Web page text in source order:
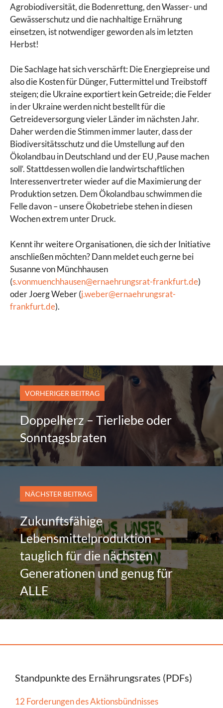
Agrobiodiversität, die Bodenrettung, den Wasser- und
Gewässerschutz und die nachhaltige Ernährung
einsetzen, ist notwendiger geworden als im letzten
Herbst!
Die Sachlage hat sich verschärft: Die Energiepreise und
also die Kosten für Dünger, Futtermittel und Treibstoff
steigen; die Ukraine exportiert kein Getreide; die Felder
in der Ukraine werden nicht bestellt für die
Getreideversorgung vieler Länder im nächsten Jahr.
Daher werden die Stimmen immer lauter, dass der
Biodiversitätsschutz und die Umstellung auf den
Ökolandbau in Deutschland und der EU ‚Pause machen
soll‘. Stattdessen wollen die landwirtschaftlichen
Interessenvertreter wieder auf die Maximierung der
Produktion setzen. Dem Ökolandbau schwimmen die
Felle davon – unsere Ökobetriebe stehen in diesen
Wochen extrem unter Druck.
Kennt ihr weitere Organisationen, die sich der Initiative
anschließen möchten? Dann meldet euch gerne bei
Susanne von Münchhausen
(s.vonmuenchhausen@ernaehrungsrat-frankfurt.de)
oder Joerg Weber (j.weber@ernaehrungsrat-
frankfurt.de).
VORHERIGER BEITRAG
Doppelherz – Tierliebe oder
Sonntagsbraten
NÄCHSTER BEITRAG
Zukunftsfähige
Lebensmittelproduktion –
tauglich für die nächsten
Generationen und genug für
ALLE
Standpunkte des Ernährungsrates (PDFs)
12 Forderungen des Aktionsbündnisses